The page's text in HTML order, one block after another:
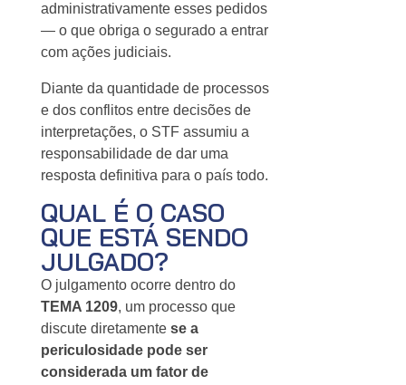
administrativamente esses pedidos
— o que obriga o segurado a entrar
com ações judiciais.
Diante da quantidade de processos
e dos conflitos entre decisões de
interpretações, o STF assumiu a
responsabilidade de dar uma
resposta definitiva para o país todo.
QUAL É O CASO
QUE ESTÁ SENDO
JULGADO?
O julgamento ocorre dentro do
TEMA 1209, um processo que
discute diretamente se a
periculosidade pode ser
considerada um fator de